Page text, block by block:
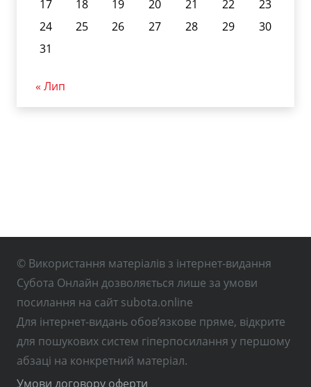
17
18 19 20 21 22
23
24
25 26 27 28 29
30
31
« Лип
© Використання матеріалів з інтернет-видання
Субота Онлайн дозволяється лише за умови
посилання на сайт subota.online
Для інтернет-видань обов’язкове пряме, відкрите
для пошукових систем гіперпосилання у першому
абзаці на конкретний матеріал.
Умови договору оферти